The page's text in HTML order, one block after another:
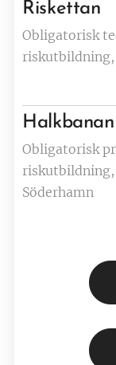
Riskettan
Obligatorisk
Halkbanan
Obligatorisk
Söderhamn